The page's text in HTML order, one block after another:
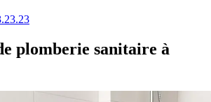
plomberie sanitaire à